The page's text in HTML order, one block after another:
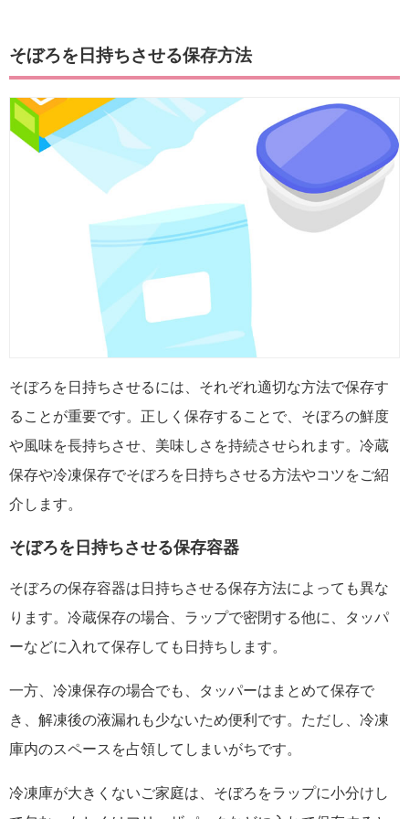
そぼろを日持ちさせる保存方法
そぼろを日持ちさせるには、それぞれ適切な方法で保存す
ることが重要です。正しく保存することで、そぼろの鮮度
や風味を長持ちさせ、美味しさを持続させられます。冷蔵
保存や冷凍保存でそぼろを日持ちさせる方法やコツをご紹
介します。
そぼろを日持ちさせる保存容器
そぼろの保存容器は日持ちさせる保存方法によっても異な
ります。冷蔵保存の場合、ラップで密閉する他に、タッパ
ーなどに入れて保存しても日持ちします。
一方、冷凍保存の場合でも、タッパーはまとめて保存で
き、解凍後の液漏れも少ないため便利です。ただし、冷凍
庫内のスペースを占領してしまいがちです。
冷凍庫が大きくないご家庭は、そぼろをラップに小分けし